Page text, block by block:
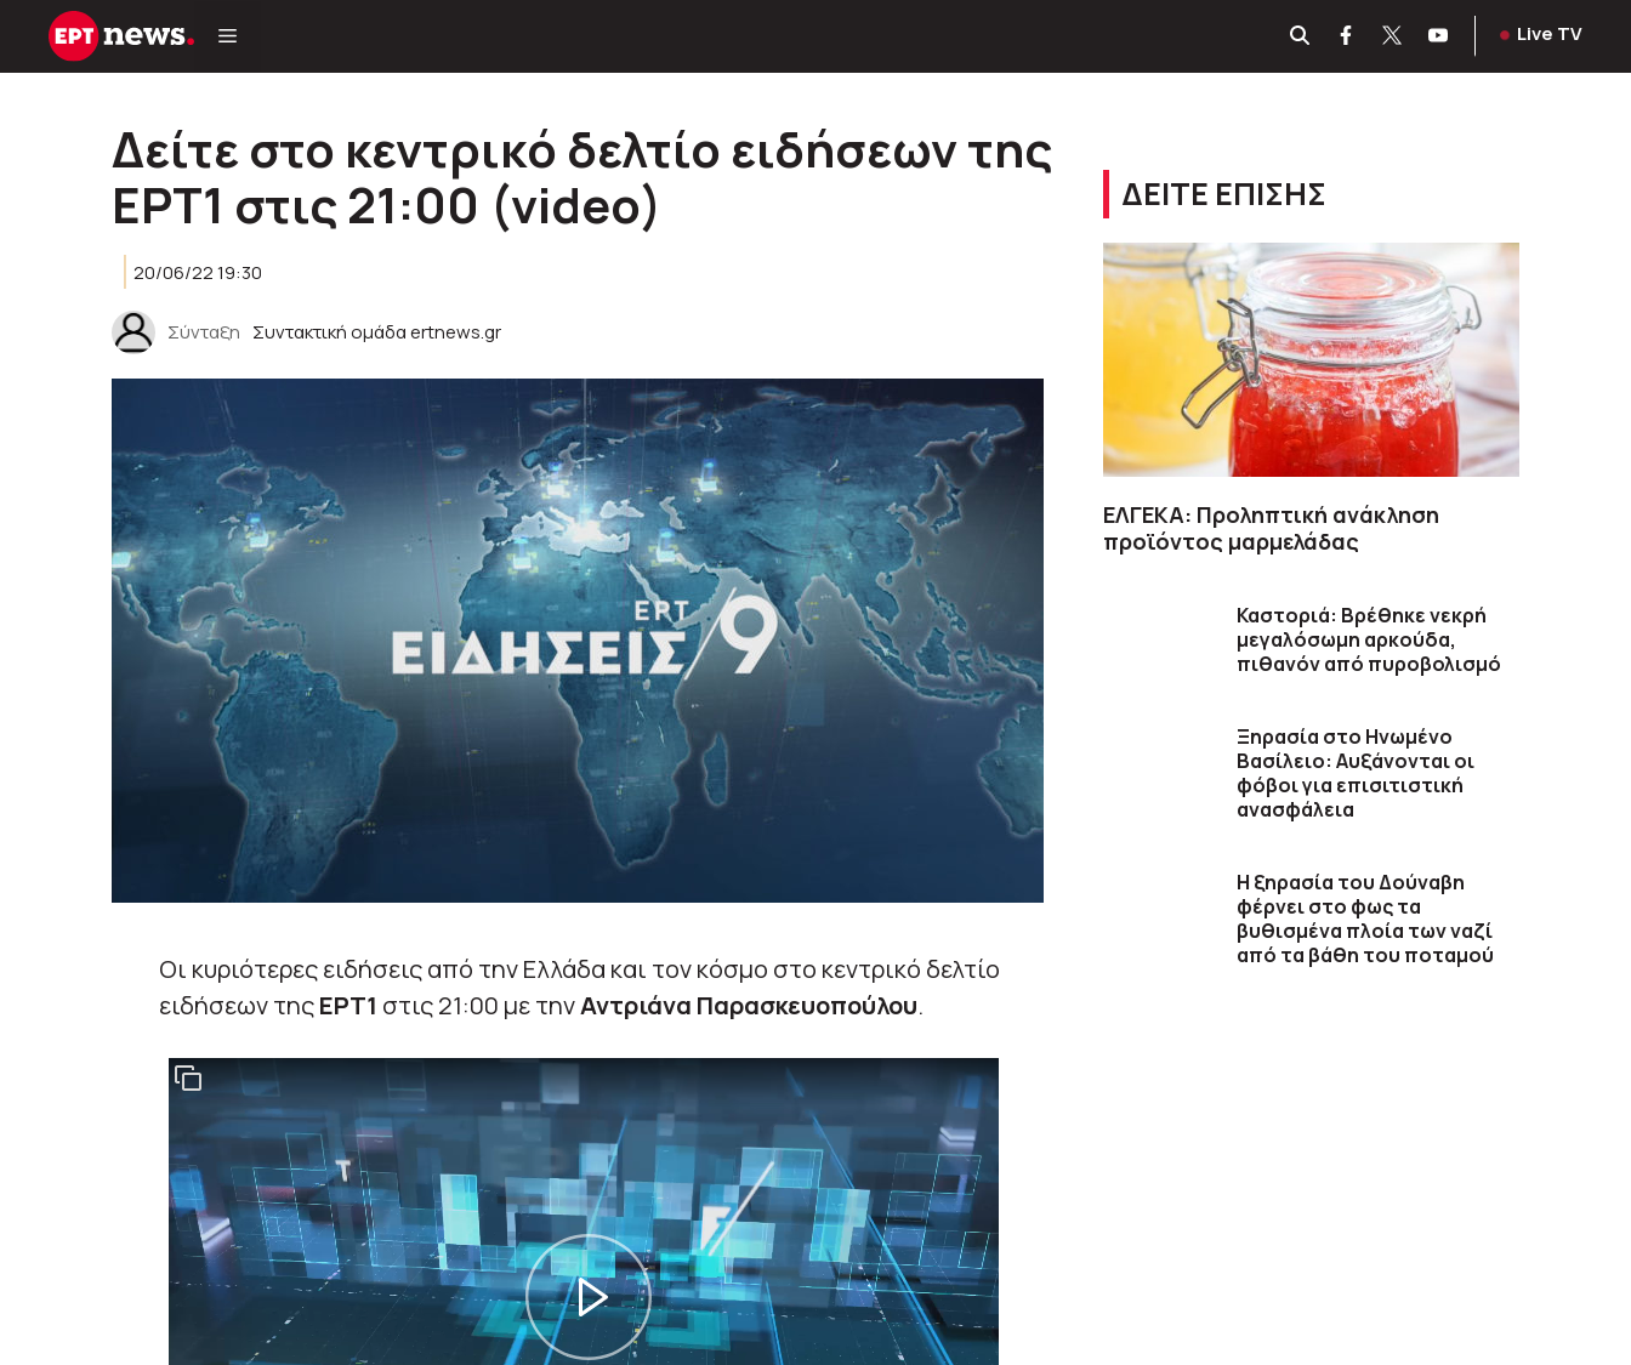
Μετάβαση
Live TV
Δείτε στο κεντρικό δελτίο ειδήσεων της
ΕΡΤ1 στις 21:00 (video)
20/06/22 19:30
Σύνταξη Συντακτική ομάδα ertnews.gr
Οι κυριότερες ειδήσεις από την Ελλάδα και τον κόσμο στο κεντρικό δελτίο
ειδήσεων τηςΕΡΤ1 στις 21:00 με τηνΑντριάνα Παρασκευοπούλου.
ΔΕΙΤΕ ΕΠΙΣΗΣ
ΕΛΓΕΚΑ: Προληπτική ανάκληση
προϊόντος μαρμελάδας
Καστοριά: Βρέθηκε νεκρή
μεγαλόσωμη αρκούδα,
πιθανόν από πυροβολισμό
Ξηρασία στο Ηνωμένο
Βασίλειο: Αυξάνονται οι
φόβοι για επισιτιστική
ανασφάλεια
Η ξηρασία του Δούναβη
φέρνει στο φως τα
βυθισμένα πλοία των ναζί
από τα βάθη του ποταμού